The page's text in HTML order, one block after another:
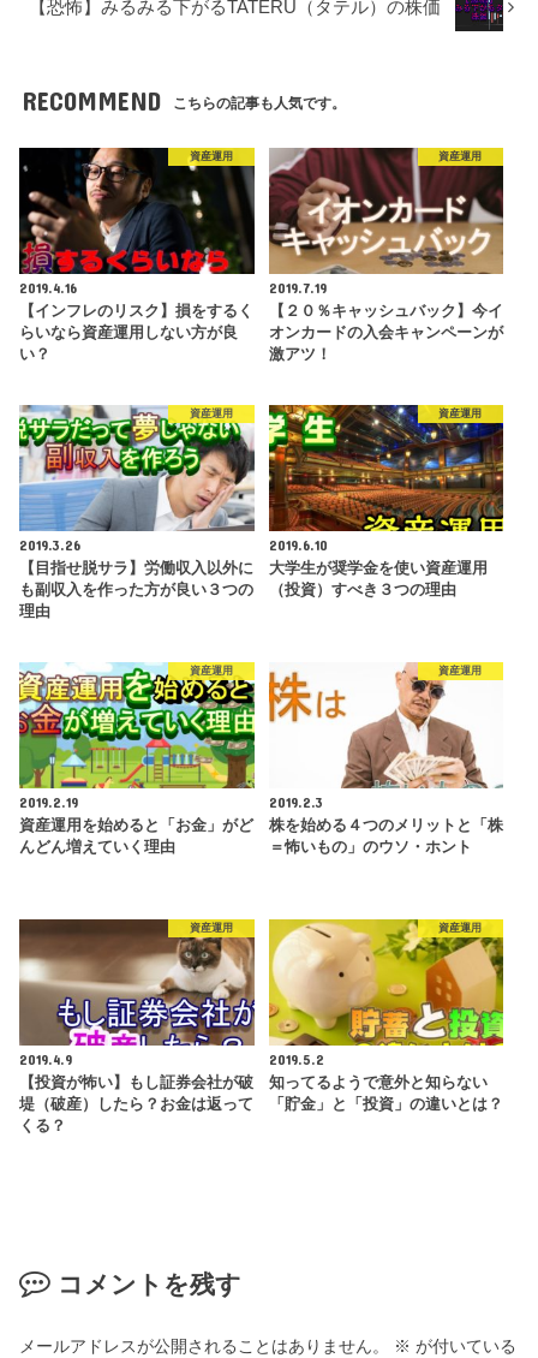
【恐怖】みるみる下がるTATERU（タテル）の株価
RECOMMEND こちらの記事も人気です。
資産運用
2019.4.16
【インフレのリスク】損をするく
らいなら資産運用しない方が良
い？
資産運用
2019.7.19
【２０％キャッシュバック】今イ
オンカードの入会キャンペーンが
激アツ！
資産運用
2019.3.26
【目指せ脱サラ】労働収入以外に
も副収入を作った方が良い３つの
理由
資産運用
2019.6.10
大学生が奨学金を使い資産運用
（投資）すべき３つの理由
資産運用
2019.2.19
資産運用を始めると「お金」がど
んどん増えていく理由
資産運用
2019.2.3
株を始める４つのメリットと「株
＝怖いもの」のウソ・ホント
資産運用
2019.4.9
【投資が怖い】もし証券会社が破
堤（破産）したら？お金は返って
くる？
資産運用
2019.5.2
知ってるようで意外と知らない
「貯金」と「投資」の違いとは？
コメントを残す
メールアドレスが公開されることはありません。 ※ が付いている